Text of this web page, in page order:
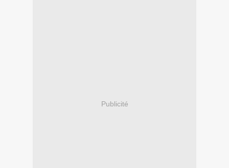
Publicité